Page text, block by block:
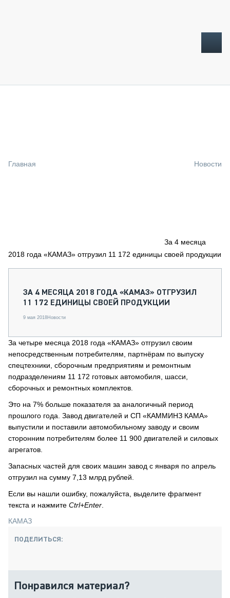
СПЕЦПРОЕКТЫ
О ПРОЕКТЕ
Главная Новости
За 4 месяца
2018 года «КАМАЗ» отгрузил 11 172 единицы своей продукции
ЗА 4 МЕСЯЦА 2018 ГОДА «КАМАЗ» ОТГРУЗИЛ
11 172 ЕДИНИЦЫ СВОЕЙ ПРОДУКЦИИ
9 мая 2018Новости
За четыре месяца 2018 года «КАМАЗ» отгрузил своим
непосредственным потребителям, партнёрам по выпуску
спецтехники, сборочным предприятиям и ремонтным
подразделениям 11 172 готовых автомобиля, шасси,
сборочных и ремонтных комплектов.
Это на 7% больше показателя за аналогичный период
прошлого года. Завод двигателей и СП «КАММИНЗ КАМА»
выпустили и поставили автомобильному заводу и своим
сторонним потребителям более 11 900 двигателей и силовых
агрегатов.
Запасных частей для своих машин завод с января по апрель
отгрузил на сумму 7,13 млрд рублей.
Если вы нашли ошибку, пожалуйста, выделите фрагмент
текста и нажмите Ctrl+Enter
КАМАЗ
ПОДЕЛИТЬСЯ:
Понравился материал?